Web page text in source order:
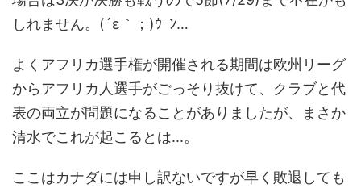
しれません。(´ε｀；)ｳｰﾝ…
よくアフリカ選手権が開催される期間は欧州リーグ
からアフリカ人選手がごっそり抜けて、クラブと代
表の両立が問題になることがありましたが、まさか
清水でこれが起こるとは...。
ここはカナダには申し訳ないですが早く敗退しても